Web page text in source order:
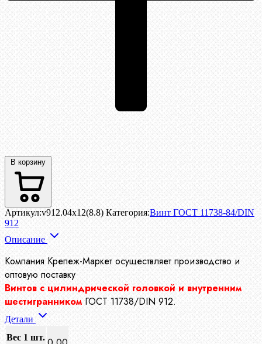
В корзину
Артикул:v912.04x12(8.8) Категория:Винт ГОСТ 11738-84/DIN
912
Описание
Компания Крепеж-Маркет осуществляет производство и
оптовую поставку
Винтов с цилиндрической головкой и внутренним
шестигранником ГОСТ 11738/DIN 912.
Детали
Вес 1 шт.